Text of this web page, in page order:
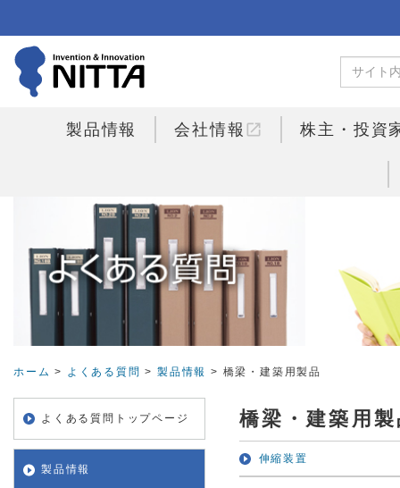
製品情報 会社情報 open_in_new 株主・投資
ホーム > よくある質問 >製品情報 > 橋梁・建築用製品
よくある質問トップページ
製品情報
橋梁・建築用
伸縮装置